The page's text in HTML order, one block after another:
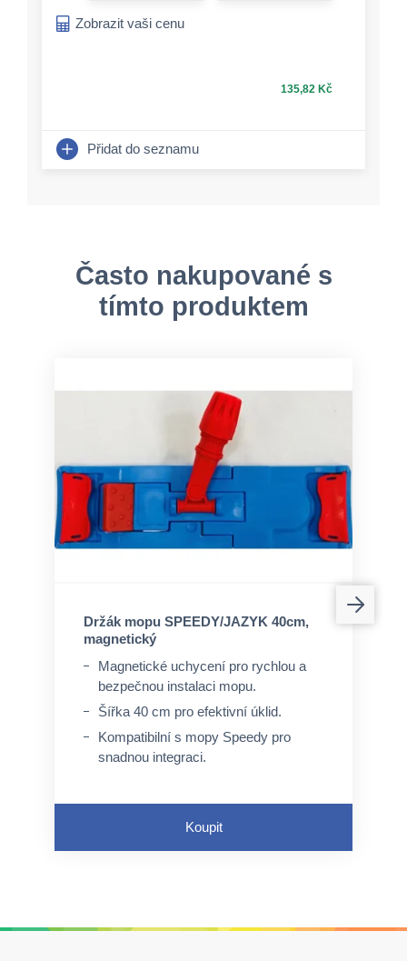
Zobrazit vaši cenu
135,82 Kč
Přidat do seznamu
Často nakupované s
tímto produktem
Držák mopu SPEEDY/JAZYK 40cm,
magnetický
Magnetické uchycení pro rychlou a
bezpečnou instalaci mopu.
Šířka 40 cm pro efektivní úklid.
Kompatibilní s mopy Speedy pro
snadnou integraci.
Koupit